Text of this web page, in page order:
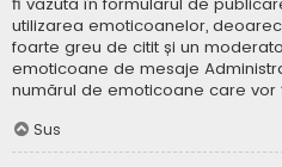
utilizarea emoticoanelor,
foarte greu de citit și un
emoticoane de mesaje
numărul de emoticoane care vor
Sus